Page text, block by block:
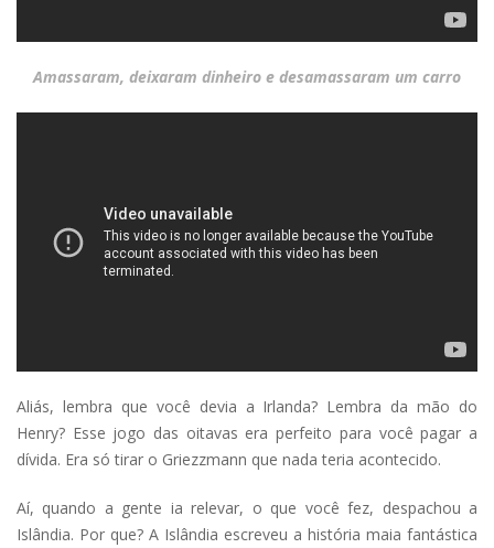
Amassaram, deixaram dinheiro e desamassaram um carro
Aliás, lembra que você devia a Irlanda? Lembra da mão do
Henry? Esse jogo das oitavas era perfeito para você pagar a
dívida. Era só tirar o Griezzmann que nada teria acontecido.
Aí, quando a gente ia relevar, o que você fez, despachou a
Islândia. Por que? A Islândia escreveu a história maia fantástica